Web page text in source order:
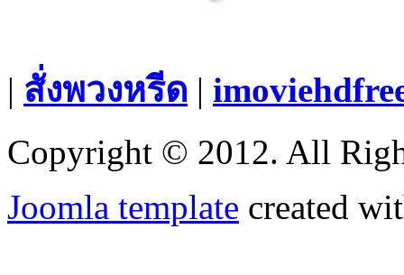
| สั่งพวงหรีด |
Copyright © 2012. All
Joomla template created